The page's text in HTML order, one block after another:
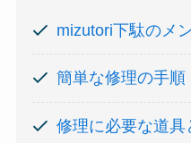
mizutori下駄のメ
簡単な修理の手順
修理に必要な道具